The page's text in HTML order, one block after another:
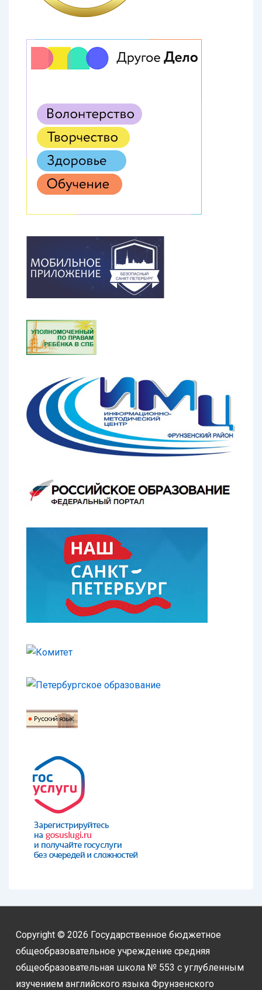
Copyright © 2026 Государственное бюджетное
общеобразовательное учреждение средняя
общеобразовательная школа № 553 с углубленным
изучением английского языка Фрунзенского